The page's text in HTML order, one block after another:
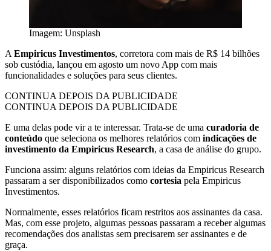
Imagem: Unsplash
A Empiricus Investimentos, corretora com mais de R$ 14 bilhões
sob custódia, lançou em agosto um novo App com mais
funcionalidades e soluções para seus clientes.
CONTINUA DEPOIS DA PUBLICIDADE
CONTINUA DEPOIS DA PUBLICIDADE
E uma delas pode vir a te interessar. Trata-se de uma curadoria de
conteúdo que seleciona os melhores relatórios com indicações de
investimento da Empiricus Research, a casa de análise do grupo.
Funciona assim: alguns relatórios com ideias da Empiricus Research
passaram a ser disponibilizados como cortesia pela Empiricus
Investimentos.
Normalmente, esses relatórios ficam restritos aos assinantes da casa.
Mas, com esse projeto, algumas pessoas passaram a receber algumas
recomendações dos analistas sem precisarem ser assinantes e de
graça.